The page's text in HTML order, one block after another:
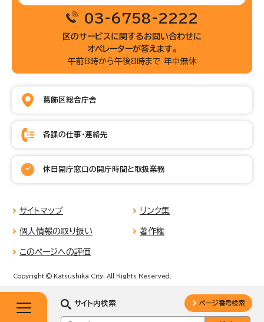
サイト内検索 ページ番号検索
03-6758-2222
区のサービスに関するお問い合わせに
オペレーターが答えます。
午前8時から午後8時まで 年中無休
葛飾区総合庁舎
各課の仕事・連絡先
休日開庁窓口の開庁時間と取扱業務
サイトマップ リンク集
個人情報の取り扱い 著作権
このページへの評価
Copyright © Katsushika City, All Rights Reserved.